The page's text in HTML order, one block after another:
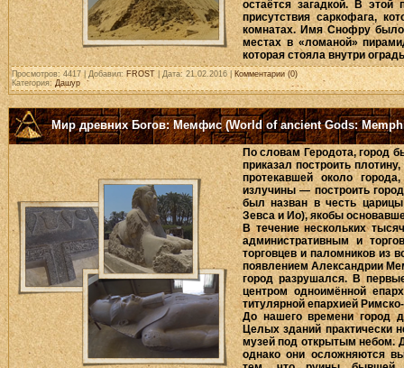
остаётся загадкой. В
присутствия саркофага,
комнатах. Имя Снофру было
местах в «ломаной»
которая стояла внутри
Просмотров: 4417 | Добавил: FROST | Дата:21.02.2016| Комментарии (0)
Категория:Дашур
Мир древних Богов: Мемфис (World of ancient Gods:
По словам Геродота, город
приказал построить
протекавшей около
излучины — построить
был назван в честь
Зевса и Ио), якобы
В течение нескольких
административным и
торговцев и паломников из
появлением Александрии
город разрушался. В
центром одноимённой
титулярной епархией
До нашего времени город
Целых зданий практически
музей под открытым небом.
однако они осложняются